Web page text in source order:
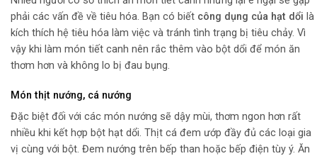
phải các vấn đề về tiêu hóa. Bạn có biết công dụng của hạt dổi là
kích thích hệ tiêu hóa làm việc và tránh tình trạng bị tiêu chảy. Vì
vậy khi làm món tiết canh nên rắc thêm vào bột dổi để món ăn
thơm hơn và không lo bị đau bụng.
Món thịt nướng, cá nướng
Đặc biệt đối với các món nướng sẽ dậy mùi, thơm ngon hơn rất
nhiều khi kết hợp bột hạt dổi. Thịt cá đem ướp đầy đủ các loại gia
vị cùng với bột. Đem nướng trên bếp than hoặc bếp điện tùy ý. Ăn